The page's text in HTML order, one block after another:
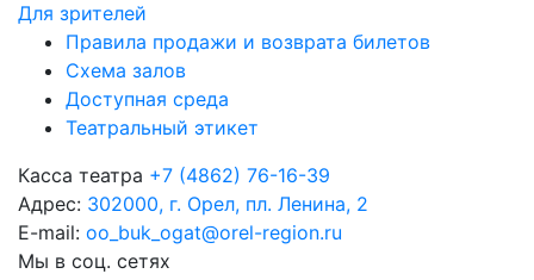
Для зрителей
Правила продажи и возврата билетов
Схема залов
Доступная среда
Театральный этикет
Касса театра +7 (4862) 76-16-39
Адрес: 302000, г. Орел, пл. Ленина, 2
E-mail: oo_buk_ogat@orel-region.ru
Мы в соц. сетях